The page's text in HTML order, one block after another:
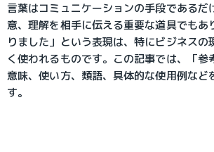
言葉はコミュニケーションの手段であるだ
意、理解を相手に伝える重要な道具でもあ
りました」という表現は、特にビジネスの
く使われるものです。この記事では、「参
意味、使い方、類語、具体的な使用例など
す。